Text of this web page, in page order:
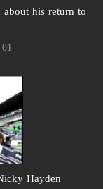
his return to
01 كانون الثاني 2013, 12:00 ص
Hayden